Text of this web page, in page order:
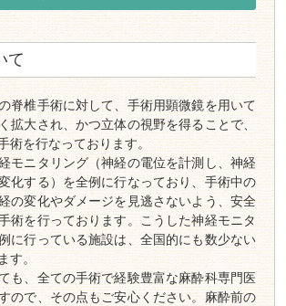
て
脊椎手術に対して、手術用顕微鏡を用いて
拡大され、かつ立体の視野を得ることで、
術を行なっております。
モニタリング（神経の電位を計測し、神経
化する）を全例に行なっており、手術中の
の変化やダメージを見逃さないよう、安全
術を行っております。こうした神経モニタ
に行っている施設は、全国的にも数少ない
す。
も、全ての手術で経験豊富な麻酔科専門医
ので、その点もご安心ください。麻酔前の